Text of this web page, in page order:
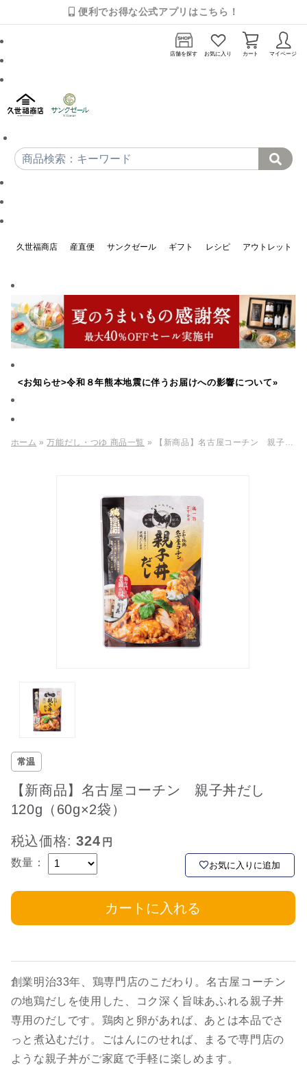
便利でお得な公式アプリはこちら！
店舗を探す お気に入り カート マイページ
久世福商店 産直便 サンクゼール ギフト レシピ アウトレット
<お知らせ>令和８年熊本地震に伴うお届けへの影響について»
ホーム »万能だし・つゆ 商品一覧 » 【新商品】名古屋コーチン 親子丼だし 120g（60g×2袋）
常温
【新商品】名古屋コーチン 親子丼だし
120g（60g×2袋）
税込価格:324
数量： お気に入りに追加
カートに入れる
創業明治33年、鶏専門店のこだわり。名古屋コーチン
の地鶏だしを使用した、コク深く旨味あふれる親子丼
専用のだしです。鶏肉と卵があれば、あとは本品でさ
っと煮込むだけ。ごはんにのせれば、まるで専門店の
ような親子丼がご家庭で手軽に楽しめます。